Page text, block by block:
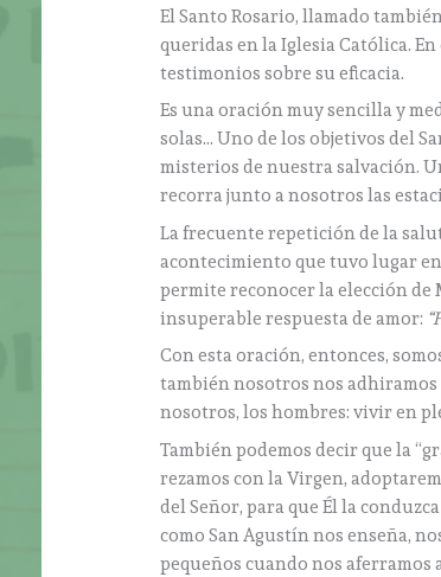
El Santo Rosario, llamado
queridas en la Iglesia Católica.
testimonios sobre su eficacia.
Es una oración muy sencilla y
solas… Uno de los objetivos del
misterios de nuestra salvación.
recorra junto a nosotros las
La frecuente repetición de la
acontecimiento que tuvo lugar
permite reconocer la elección de
insuperable respuesta de amor:
Con esta oración, entonces,
también nosotros nos adhiramos
nosotros, los hombres: vivir en
También podemos decir que la
rezamos con la Virgen,
del Señor, para que Él la
como San Agustín nos enseña,
pequeños cuando nos aferramos